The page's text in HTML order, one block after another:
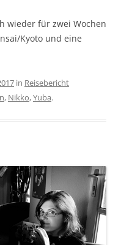
wieder für zwei Wochen
Kyoto und eine
in Reisebericht
, Nikko,Yuba.